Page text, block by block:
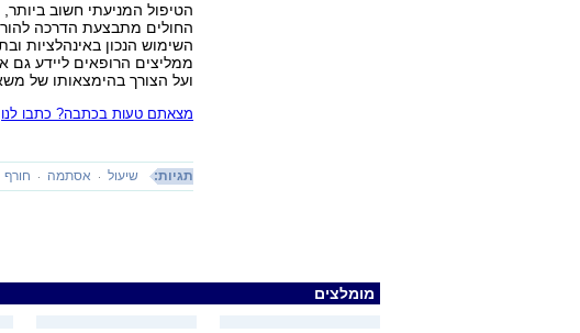
הטיפול המניעתי חשוב
החולים מתבצעת הדרכה
השימוש הנכון באינהלציות
ממליצים הרופאים ליידע
ועל הצורך בהימצאותו של
מצאתם טעות בכתבה? כתבו לנו
תגיות: שיעול אסתמה חורף
מומלצים